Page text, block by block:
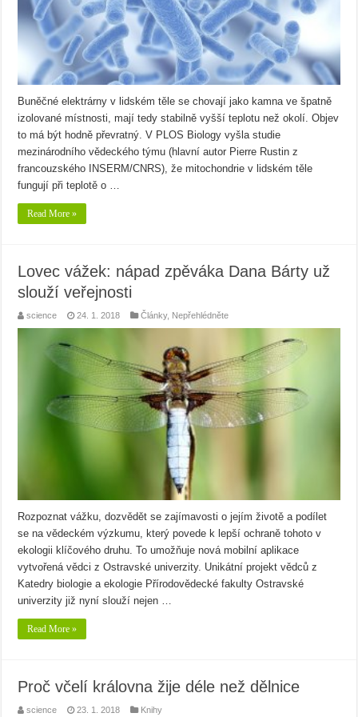
Buněčné elektrárny v lidském těle se chovají jako kamna ve špatně
izolované místnosti, mají tedy stabilně vyšší teplotu než okolí. Objev
to má být hodně převratný. V PLOS Biology vyšla studie
mezinárodního vědeckého týmu (hlavní autor Pierre Rustin z
francouzského INSERM/CNRS), že mitochondrie v lidském těle
fungují při teplotě o …
Read More »
Lovec vážek: nápad zpěváka Dana Bárty už
slouží veřejnosti
science 24. 1. 2018 Články, Nepřehlédněte
Rozpoznat vážku, dozvědět se zajímavosti o jejím životě a podílet
se na vědeckém výzkumu, který povede k lepší ochraně tohoto v
ekologii klíčového druhu. To umožňuje nová mobilní aplikace
vytvořená vědci z Ostravské univerzity. Unikátní projekt vědců z
Katedry biologie a ekologie Přírodovědecké fakulty Ostravské
univerzity již nyní slouží nejen …
Read More »
Proč včelí královna žije déle než dělnice
science 23. 1. 2018 Knihy